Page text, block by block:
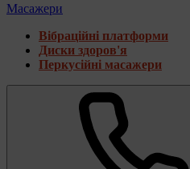
Масажери
Вібраційні платформи
Диски здоров'я
Перкусійні масажери